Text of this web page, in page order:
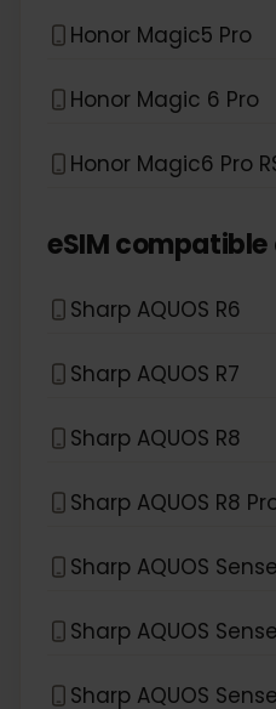
Honor Magic5 Pro
Honor Magic 6 Pro
Honor Magic6 Pro
eSIM compatible
Sharp AQUOS R6
Sharp AQUOS R7
Sharp AQUOS R8
Sharp AQUOS R8
Sharp AQUOS
Sharp AQUOS
Sharp AQUOS